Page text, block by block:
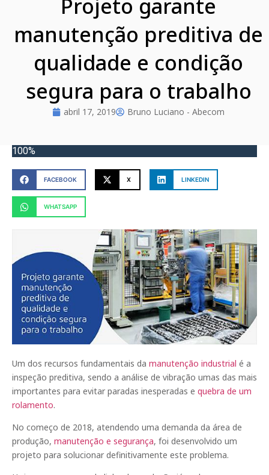
Projeto garante
manutenção preditiva de
qualidade e condição
segura para o trabalho
abril 17, 2019 Bruno Luciano - Abecom
100%
FACEBOOK X LINKEDIN
WHATSAPP
Um dos recursos fundamentais da manutenção industrial é a
inspeção preditiva, sendo a análise de vibração umas das mais
importantes para evitar paradas inesperadas e quebra de um
rolamento.
No começo de 2018, atendendo uma demanda da área de
produção, manutenção e segurança, foi desenvolvido um
projeto para solucionar definitivamente este problema.